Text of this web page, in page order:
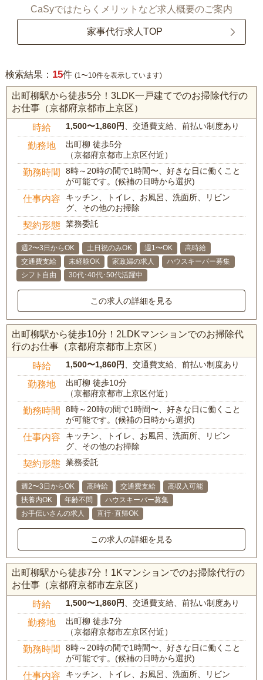
CaSyではたらくメリットなど求人概要のご案内
家事代行求人TOP
検索結果： 15件 (1〜10件を表示しています)
出町柳駅から徒歩5分！3LDK一戸建てでのお掃除代行の
お仕事（京都府京都市上京区）
時給 1,500〜1,860円 、交通費支給、前払い制度あり
勤務地
出町柳 徒歩5分
（京都府京都市上京区付近）
勤務時間
8時～20時の間で1時間〜、好きな日に働くこと
が可能です。(候補の日時から選択)
仕事内容
キッチン、トイレ、お風呂、洗面所、リビン
グ、その他のお掃除
契約形態 業務委託
週2〜3日からOK 土日祝のみOK 週1〜OK
高時給
交通費支給
未経験OK 家政婦の求人
ハウスキーパー募集
シフト自由
30代･40代･50代活躍中
この求人の詳細を見る
出町柳駅から徒歩10分！2LDKマンションでのお掃除代
行のお仕事（京都府京都市上京区）
時給 1,500〜1,860円 、交通費支給、前払い制度あり
勤務地
出町柳 徒歩10分
（京都府京都市上京区付近）
勤務時間
8時～20時の間で1時間〜、好きな日に働くこと
が可能です。(候補の日時から選択)
仕事内容
キッチン、トイレ、お風呂、洗面所、リビン
グ、その他のお掃除
契約形態 業務委託
週2〜3日からOK 高時給 交通費支給
高収入可能
扶養内OK
年齢不問
ハウスキーパー募集
お手伝いさんの求人
直行･直帰OK
この求人の詳細を見る
出町柳駅から徒歩7分！1Kマンションでのお掃除代行の
お仕事（京都府京都市左京区）
時給 1,500〜1,860円 、交通費支給、前払い制度あり
勤務地
出町柳 徒歩7分
（京都府京都市左京区付近）
勤務時間
8時～20時の間で1時間〜、好きな日に働くこと
が可能です。(候補の日時から選択)
仕事内容
キッチン、トイレ、お風呂、洗面所、リビン